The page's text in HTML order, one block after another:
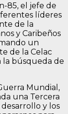
85, el jefe de
líderes
de la
y Caribeños
un
de la Celac
la búsqueda de
Mundial,
una Tercera
y los